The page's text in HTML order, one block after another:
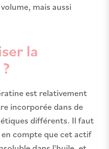
mais aussi
la
est relativement
incorporée dans de
différents. Il faut
compte que cet actif